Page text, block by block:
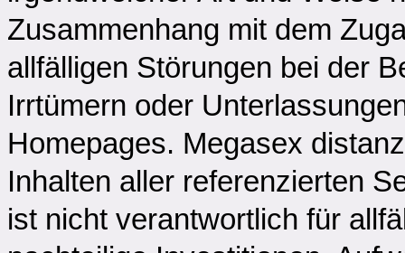
Zusammenhang mit dem
allfälligen Störungen bei der
Irrtümern oder
Homepages. Megasex
Inhalten aller referenzierten
ist nicht verantwortlich für